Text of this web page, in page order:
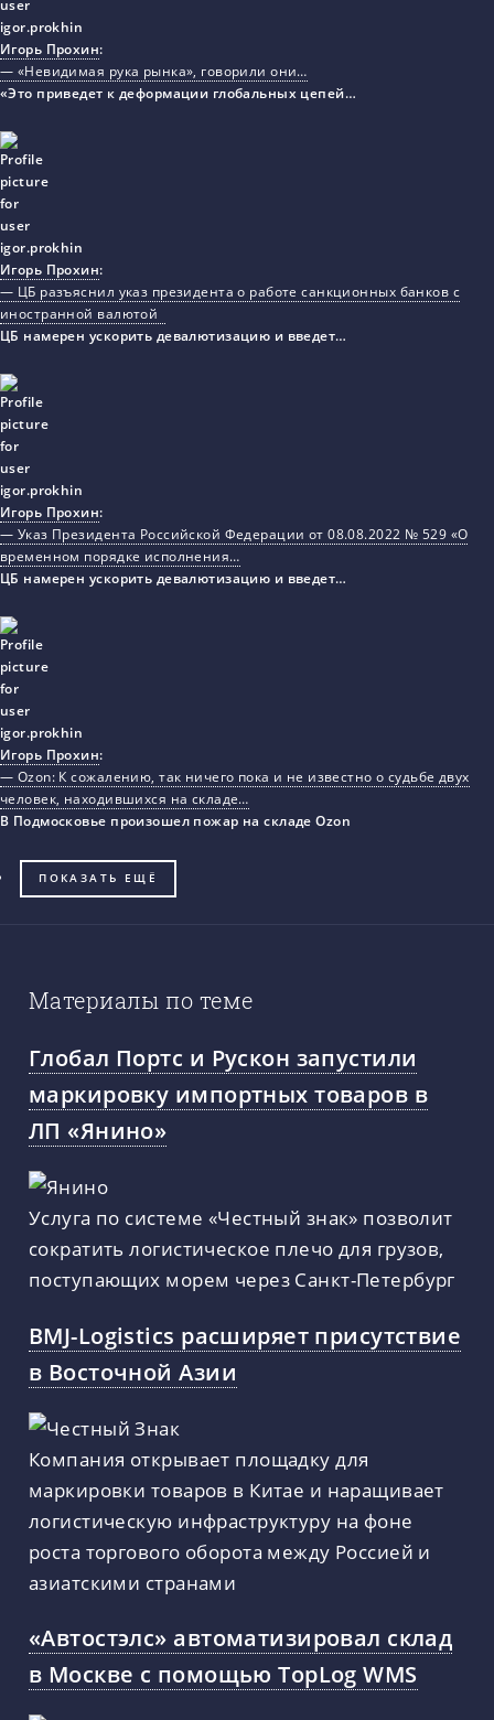
Игорь Прохин:
— «Невидимая рука рынка», говорили они…
«Это приведет к деформации глобальных цепей…
Игорь Прохин:
— ЦБ разъяснил указ президента о работе санкционных банков с
иностранной валютой
ЦБ намерен ускорить девалютизацию и введет…
Игорь Прохин:
— Указ Президента Российской Федерации от 08.08.2022 № 529 «О
временном порядке исполнения…
ЦБ намерен ускорить девалютизацию и введет…
Игорь Прохин:
— Ozon: К сожалению, так ничего пока и не известно о судьбе двух
человек, находившихся на складе…
В Подмосковье произошел пожар на складе Ozon
ПОКАЗАТЬ ЕЩЁ
Материалы по теме
Глобал Портс и Рускон запустили
маркировку импортных товаров в
ЛП «Янино»
Услуга по системе «Честный знак» позволит
сократить логистическое плечо для грузов,
поступающих морем через Санкт-Петербург
BMJ-Logistics расширяет присутствие
в Восточной Азии
Компания открывает площадку для
маркировки товаров в Китае и наращивает
логистическую инфраструктуру на фоне
роста торгового оборота между Россией и
азиатскими странами
«Автостэлс» автоматизировал склад
в Москве с помощью TopLog WMS